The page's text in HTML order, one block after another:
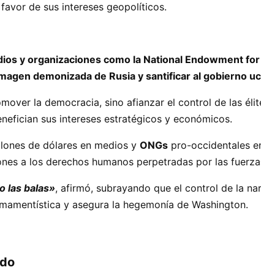
de sus intereses geopolíticos.
y organizaciones como la National Endowment
demonizada de Rusia y santificar al gobierno
la democracia, sino afianzar el control de las
sus intereses estratégicos y económicos.
de dólares en medios y ONGs pro-occidentales
a los derechos humanos perpetradas por las
las balas», afirmó, subrayando que el control de la
y asegura la hegemonía de Washington.